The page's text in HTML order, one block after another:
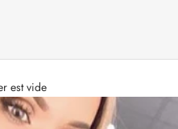
est vide